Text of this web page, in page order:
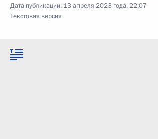
Дата публикации: 13 апреля 2023 года, 22:07
Текстовая версия